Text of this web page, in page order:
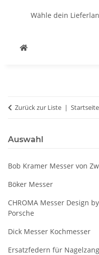
Wähle dein
Zurück zur Liste Startseite
Auswahl
Bob Kramer Messer von
Böker Messer
CHROMA Messer Design
Porsche
Dick Messer Kochmesser
Ersatzfedern für